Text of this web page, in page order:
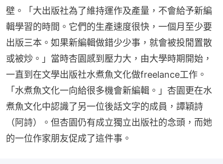
壁。「大出版社為了維持運作及產量，不會給予新編
輯學習的時間。它們的生產速度很快，一個月至少要
出版三本。如果新編輯做錯少少事，就會被投閒置散
或被炒。」當時杏園感到壓力大，由大學時期開始，
一直到在文學出版社水煮魚文化做freelance工作。
「水煮魚文化一向給很多機會新編輯。」杏園更在水
煮魚文化中認識了另一位後話文字的成員，譚穎詩
（阿詩）。但杏園仍有成立獨立出版社的念頭，而她
的一位作家朋友促成了這件事。